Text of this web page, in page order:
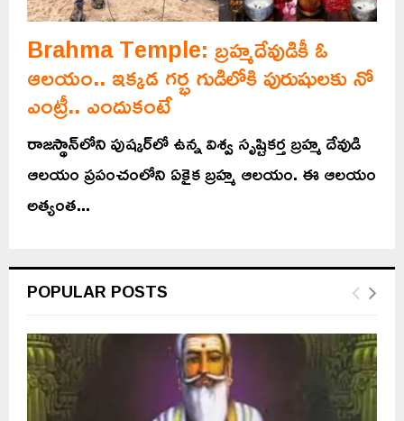
Brahma Temple: బ్రహ్మదేవుడికీ ఓ
ఆలయం.. ఇక్కడ గర్భ గుడిలోకి పురుషులకు నో
ఎంట్రీ.. ఎందుకంటే
రాజస్థాన్‌లోని పుష్కర్‌లో ఉన్న విశ్వ సృష్టికర్త బ్రహ్మ దేవుడి
ఆలయం ప్రపంచంలోని ఏకైక బ్రహ్మ ఆలయం. ఈ ఆలయం
అత్యంత...
POPULAR POSTS